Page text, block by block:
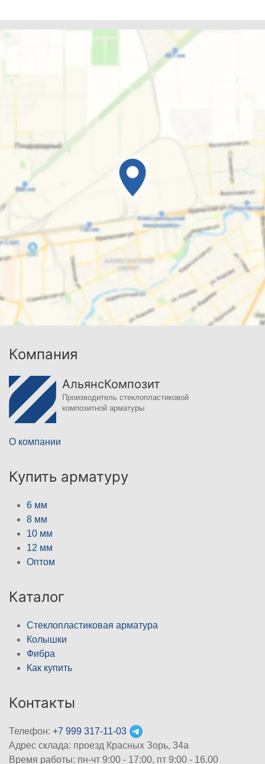
Компания
АльянсКомпозит
Производитель стеклопластиковой
композитной арматуры
О компании
Купить арматуру
6 мм
8 мм
10 мм
12 мм
Оптом
Каталог
Стеклопластиковая арматура
Колышки
Фибра
Как купить
Контакты
Телефон: +7 999 317-11-03
Адрес склада: проезд Красных Зорь, 34а
Время работы: пн-чт 9:00 - 17:00, пт 9:00 - 16.00